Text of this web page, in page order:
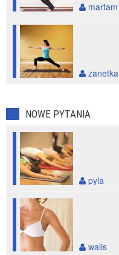
martam
zanetka
NOWE PYTANIA
pyla
walis